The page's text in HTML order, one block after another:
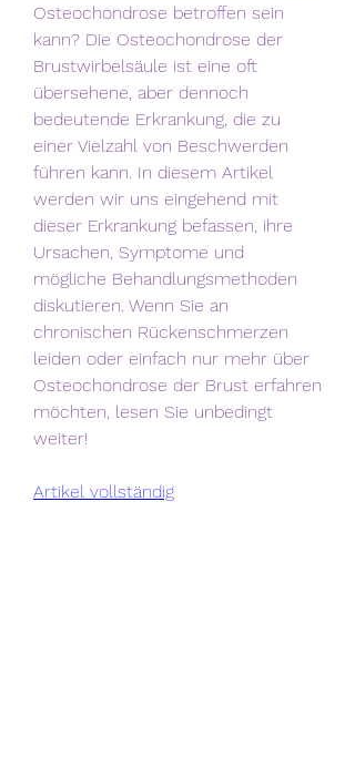
Osteochondrose betroffen sein
kann? Die Osteochondrose der
Brustwirbelsäule ist eine oft
übersehene, aber dennoch
bedeutende Erkrankung, die zu
einer Vielzahl von Beschwerden
führen kann. In diesem Artikel
werden wir uns eingehend mit
dieser Erkrankung befassen, ihre
Ursachen, Symptome und
mögliche Behandlungsmethoden
diskutieren. Wenn Sie an
chronischen Rückenschmerzen
leiden oder einfach nur mehr über
Osteochondrose der Brust erfahren
möchten, lesen Sie unbedingt
weiter!
Artikel vollständig